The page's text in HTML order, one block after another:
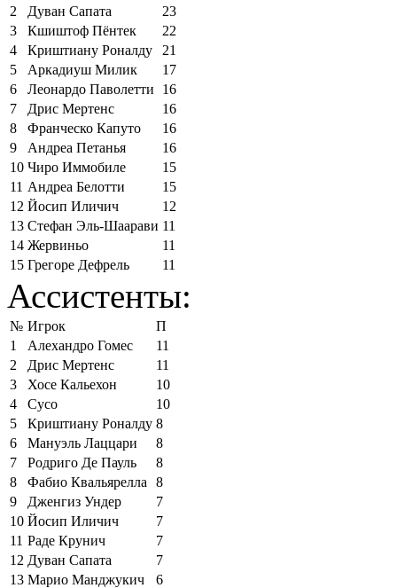
2
Дуван Сапата
23
3
Кшиштоф Пёнтек
22
4
Криштиану Роналду
21
5
Аркадиуш Милик
17
6
Леонардо Паволетти
16
7
Дрис Мертенс
16
8
Франческо Капуто
16
9
Андреа Петанья
16
10 Чиро Иммобиле
15
11 Андреа Белотти
15
12 Йосип Иличич
12
13 Стефан Эль-Шаарави 11
14 Жервиньо
11
15 Грегоре Дефрель 11
Ассистенты:
№ Игрок
П
1
Алехандро Гомес
11
2
Дрис Мертенс
11
3
Хосе Кальехон
10
4
Сусо
10
5
Криштиану Роналду 8
6
Мануэль Лаццари
8
7
Родриго Де Пауль
8
8
Фабио Квальярелла
8
9
Дженгиз Ундер
7
10 Йосип Иличич
7
11 Раде Крунич
7
12 Дуван Сапата
7
13 Марио Манджукич
6